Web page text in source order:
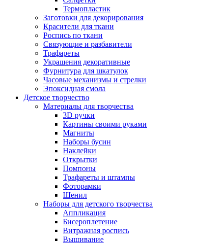
Термопластик
Заготовки для декорирования
Красители для ткани
Роспись по ткани
Связующие и разбавители
Трафареты
Украшения декоративные
Фурнитура для шкатулок
Часовые механизмы и стрелки
Эпоксидная смола
Детское творчество
Материалы для творчества
3D ручки
Картины своими руками
Магниты
Наборы бусин
Наклейки
Открытки
Помпоны
Трафареты и штампы
Фоторамки
Шенил
Наборы для детского творчества
Аппликация
Бисероплетение
Витражная роспись
Вышивание